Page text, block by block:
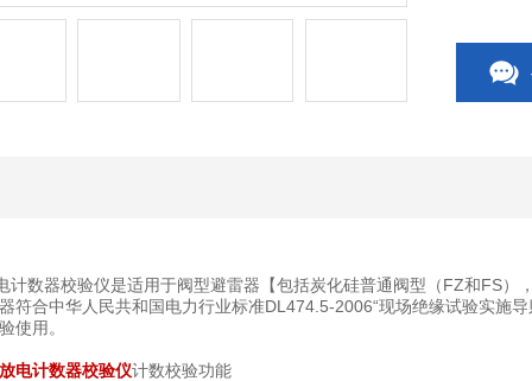
计数器校验仪是适用于阀型避雷器【包括炭化硅普通阀型（FZ和FS
符合中华人民共和国电力行业标准DL474.5-2006“现场绝缘试验实施
使用。
电计数器校验仪计数校验功能